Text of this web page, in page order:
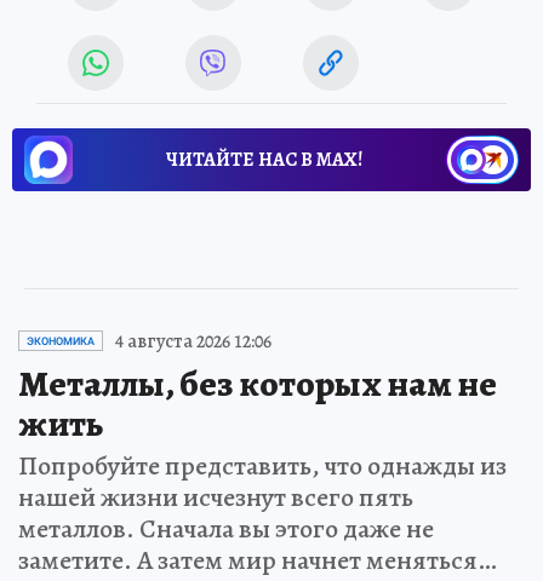
ЧИТАЙТЕ НАС В МАХ!
ЭКОНОМИКА 4 августа 2026 12:06
Металлы, без которых нам не
жить
Попробуйте представить, что однажды из
нашей жизни исчезнут всего пять
металлов. Сначала вы этого даже не
заметите. А затем мир начнет меняться…